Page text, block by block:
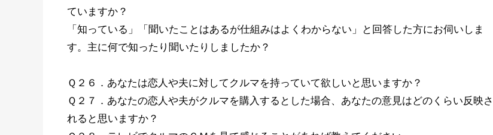
ていますか？
「知っている」「聞いたことはあるが仕組みはよくわからない」と回答した方にお伺いしま
す。主に何で知ったり聞いたりしましたか？
Ｑ２６．あなたは恋人や夫に対してクルマを持っていて欲しいと思いますか？
Ｑ２７．あなたの恋人や夫がクルマを購入するとした場合、あなたの意見はどのくらい反映さ
れると思いますか？